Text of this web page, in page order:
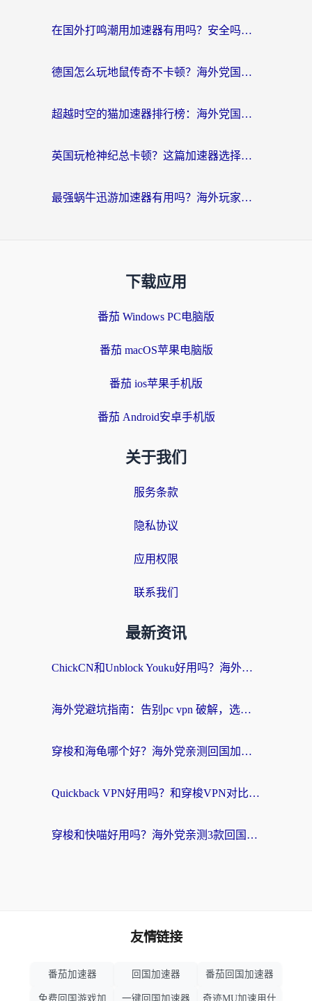
在国外打鸣潮用加速器有用吗？安全吗？海外玩家国服游戏加速全指南
德国怎么玩地鼠传奇不卡顿？海外党国服游戏加速全攻略（含战双EVE实用指南）
超越时空的猫加速器排行榜：海外党国服游戏不卡顿的终极选择指南
英国玩枪神纪总卡顿？这篇加速器选择指南帮你告别延迟（附实测推荐）
最强蜗牛迅游加速器有用吗？海外玩家国服游戏加速避坑指南（附德国玩忍者必须死3流星蝴蝶剑解决办法）
下载应用
番茄 Windows PC电脑版
番茄 macOS苹果电脑版
番茄 ios苹果手机版
番茄 Android安卓手机版
关于我们
服务条款
隐私协议
应用权限
联系我们
最新资讯
ChickCN和Unblock Youku好用吗？海外党亲测3款回国加速器，附iOS免费选择指南
海外党避坑指南：告别pc vpn 破解，选对回国加速器轻松访问国内资源
穿梭和海龟哪个好？海外党亲测回国加速器，附电脑免费VPN推荐
Quickback VPN好用吗？和穿梭VPN对比哪个回国效果更好？海外党必看的真实测评与选择指南
穿梭和快喵好用吗？海外党亲测3款回国加速器，附日本回国VPN避坑指南
友情链接
番茄加速器 回国加速器 番茄回国加速器
免费回国游戏加 一键回国加速器 奇迹MU加速用什